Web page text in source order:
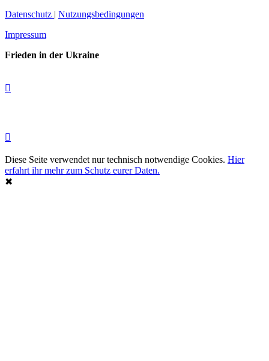
Datenschutz | Nutzungsbedingungen
Impressum
Frieden in der Ukraine
Diese Seite verwendet nur technisch notwendige Cookies. Hier
erfahrt ihr mehr zum Schutz eurer Daten.
✖